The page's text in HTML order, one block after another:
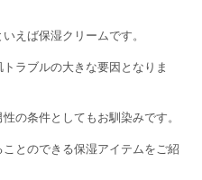
えば保湿クリームです。
ラブルの大きな要因となりま
の条件としてもお馴染みです。
とのできる保湿アイテムをご紹